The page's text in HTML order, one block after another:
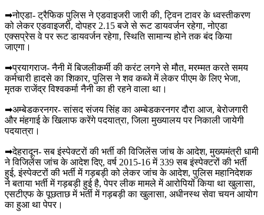
➡नोएडा- ट्रैफिक पुलिस ने एडवाइजरी जारी की, ट्विन टावर के ध्वस्तीकरण
को लेकर एडवाइजरी, दोपहर 2.15 बजे से रूट डायवर्जन रहेगा, नोएडा
एक्सप्रेस वे पर रूट डायवर्जन रहेगा, स्थिति सामान्य होने तक बंद किया
जाएगा।
➡प्रयागराज- नैनी में बिजलीकर्मी की करंट लगने से मौत, मरम्मत करते समय
कर्मचारी हादसे का शिकार, पुलिस ने शव कब्जे में लेकर पीएम के लिए भेजा,
मृतक राजेंद्र विश्वकर्मा नैनी का ही रहने वाला था।
➡अम्बेडकरनगर- सांसद संजय सिंह का अम्बेडकरनगर दौरा आज, बेरोजगारी
और मंहगाई के खिलाफ करेंगे पदयात्रा, जिला मुख्यालय पर निकाली जायेगी
पदयात्रा।
➡देहरादून- सब इंस्पेक्टरों की भर्ती की विजिलेंस जांच के आदेश, मुख्यमंत्री धामी
ने विजिलेंस जांच के आदेश दिए, वर्ष 2015-16 में 339 सब इंस्पेक्टरों की भर्ती
हुई, इंस्पेक्टरों की भर्ती में गड़बड़ी को लेकर जांच के आदेश, पुलिस महानिदेशक
ने बताया भर्ती में गड़बड़ी हुई है, पेपर लीक मामले में आरोपियों किया था खुलासा,
एसटीएफ के पूछताछ में भर्ती में गड़बड़ी का खुलासा, अधीनस्थ सेवा चयन आयोग
का हुआ था पेपर।